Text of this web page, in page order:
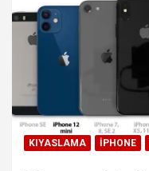
KIYASLAMA IPHONE